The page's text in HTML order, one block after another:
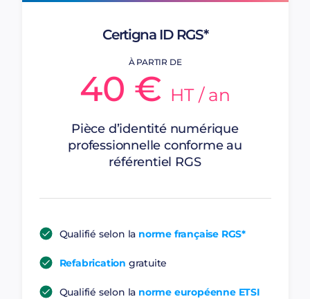
Certigna ID RGS*
À PARTIR DE
40 € HT / an
Pièce d’identité numérique
professionnelle conforme au
référentiel RGS
Qualifié selon la norme française RGS*
Refabrication gratuite
Qualifié selon la norme européenne ETSI